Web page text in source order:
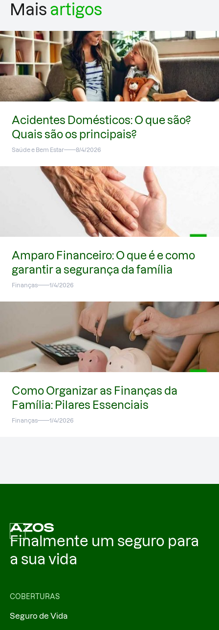
Mais artigos
Acidentes Domésticos: O que são?
Quais são os principais?
Saúde e Bem Estar 8/4/2026
Amparo Financeiro: O que é e como
garantir a segurança da família
Finanças 1/4/2026
Como Organizar as Finanças da
Família: Pilares Essenciais
Finanças 1/4/2026
Finalmente um seguro para
a sua vida
COBERTURAS
Seguro de Vida